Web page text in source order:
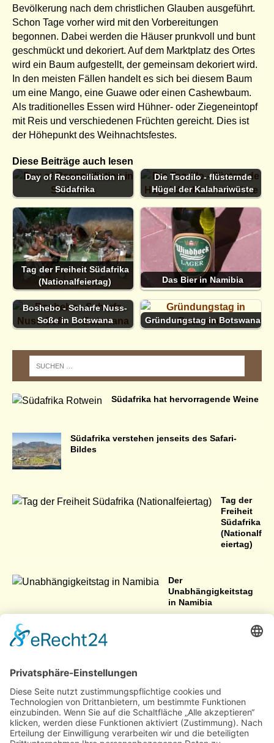
Bevölkerung nach dem christlichen Glauben ausgeführt.
Schon Tage vorher wird mit den Vorbereitungen
begonnen. Dabei werden die Häuser prunkvoll und bunt
geschmückt und dekoriert. Auf dem Marktplatz des Ortes
wird ein Baum aufgestellt, der gemeinsam dekoriert wird.
In den meisten Fällen handelt es sich bei diesem Baum
um eine Mango, eine Guawe oder einen Cashewbaum.
Als traditionelles Essen wird Hühner- oder Ziegeneintopf
mit Reis und verschiedenen Früchten gereicht. Dies ist
der Höhepunkt des Weihnachtsfestes.
Diese Beiträge auch lesen
Day of Reconciliation in
Südafrika
Die Tsodilo - flüsternde
Hügel der Kalahariwüste
Tag der Freiheit Südafrika
(Nationalfeiertag)
Das Bier in Namibia
Boshebo - Scharfe Nuss-
Soße in Botswana
Gründungstag in Botswana
Südafrika hat hervorragende Weine
Südafrika verstehen jenseits des Safari-
Bildes
Tag der
Freiheit
Südafrika
(Nationalf
eiertag)
Der
Unabhängigkeitstag
in Namibia
Botswana mit Auto, Bus und Fähre
Kalahari viertgrößten Wüste der Welt